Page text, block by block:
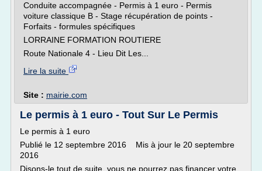
Conduite accompagnée - Permis à 1 euro - Permis
voiture classique B - Stage récupération de points -
Forfaits - formules spécifiques
LORRAINE FORMATION ROUTIERE
Route Nationale 4 - Lieu Dit Les...
Lire la suite
Site : mairie.com
Le permis à 1 euro - Tout Sur Le Permis
Le permis à 1 euro
Publié le 12 septembre 2016 Mis à jour le 20 septembre
2016
Disons-le tout de suite, vous ne pourrez pas financer votre